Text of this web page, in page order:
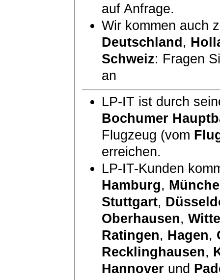
auf Anfrage.
Wir kommen auch
Deutschland ,
Schweiz: Fragen
an
LP-IT ist durch
Bochumer
Flugzeug (vom
erreichen.
LP-IT-Kunden
Hamburg,
Stuttgart,
Oberhausen,
Ratingen, Hagen,
Recklinghausen,
Hannover und